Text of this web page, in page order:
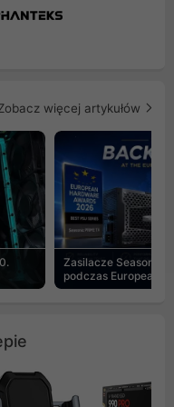
więcej artykułów
Zasilacze Seasonic
podczas European